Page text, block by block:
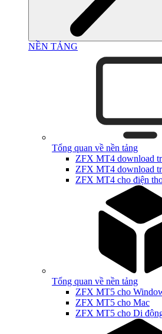
NỀN TẢNG
Tổng quan về nền tảng
ZFX MT4 download
ZFX MT4 download
ZFX MT4 cho điện
Tổng quan về nền tảng
ZFX MT5 cho
ZFX MT5 cho Mac
ZFX MT5 cho Di